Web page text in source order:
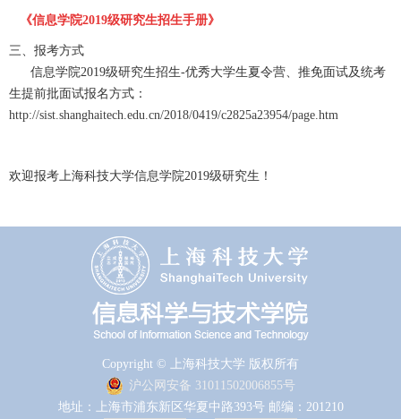
《信息学院2019级研究生招生手册》
三、报考方式
信息学院2019级研究生招生-优秀大学生夏令营、推免面试及统考
生提前批面试报名方式：
http://sist.shanghaitech.edu.cn/2018/0419/c2825a23954/page.htm
欢迎报考上海科技大学信息学院2019级研究生！
Copyright © 上海科技大学 版权所有
沪公网安备 31011502006855号
地址：上海市浦东新区华夏中路393号 邮编：201210